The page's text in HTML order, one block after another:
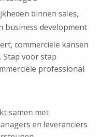
binnen sales,
business development
commerciële kansen
voor stap
professional.
samen met
en leveranciers